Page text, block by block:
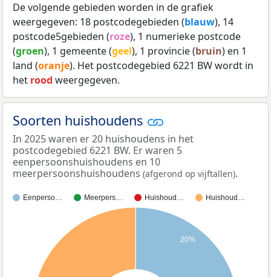
De volgende gebieden worden in de grafiek
weergegeven: 18 postcodegebieden (blauw), 14
postcode5gebieden (roze), 1 numerieke postcode
(groen), 1 gemeente (geel), 1 provincie (bruin) en 1
land (oranje). Het postcodegebied 6221 BW wordt in
het rood weergegeven.
Soorten huishoudens
In 2025 waren er 20 huishoudens in het
postcodegebied 6221 BW. Er waren 5
eenpersoonshuishoudens en 10
meerpersoonshuishoudens (afgerond op vijftallen).
Eenperso… Meerpers… Huishoud… Huishoud…
20%